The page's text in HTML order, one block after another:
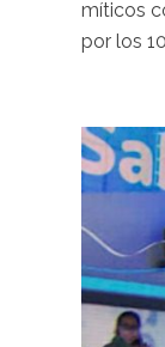
míticos
por los